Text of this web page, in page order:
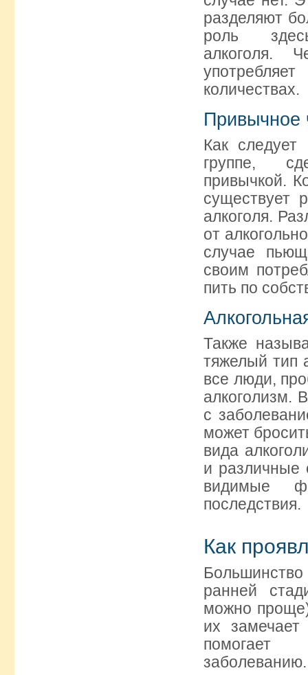
разделяют
роль
алкоголя.
количествах.
Привычное
Как
группе,
привычкой.
существует
алкоголя.
от
случае
своим
пить по
Также
тяжелый тип
все люди,
алкоголизм.
с
может
вида
и различные
видимые
последствия.
Как
ранней
можно
их
помогает